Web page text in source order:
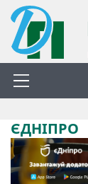
ЄДНІПРО